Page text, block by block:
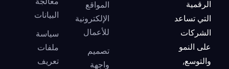
الرقمية
التي تساعد
الشركات
على النمو
والتوسع,
المواقع
الإلكترونية
للأعمال
تصميم
واجهة
البيانات
سياسة
ملفات
تعريف